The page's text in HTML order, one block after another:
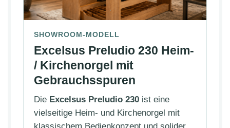
SHOWROOM-MODELL
Excelsus Preludio 230 Heim-
/ Kirchenorgel mit
Gebrauchsspuren
Die Excelsus Preludio 230 ist eine
vielseitige Heim- und Kirchenorgel mit